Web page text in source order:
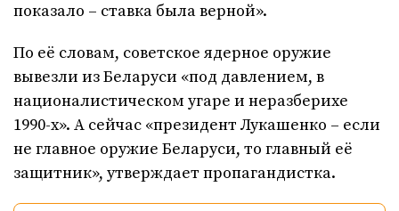
показало – ставка была верной».
По её словам, советское ядерное оружие
вывезли из Беларуси «под давлением, в
националистическом угаре и неразберихе
1990-х». А сейчас «президент Лукашенко – если
не главное оружие Беларуси, то главный её
защитник», утверждает пропагандистка.